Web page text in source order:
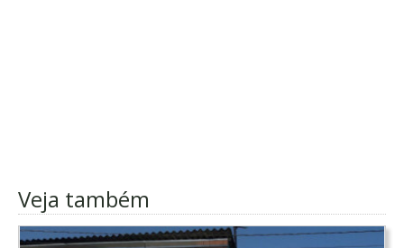
Veja também